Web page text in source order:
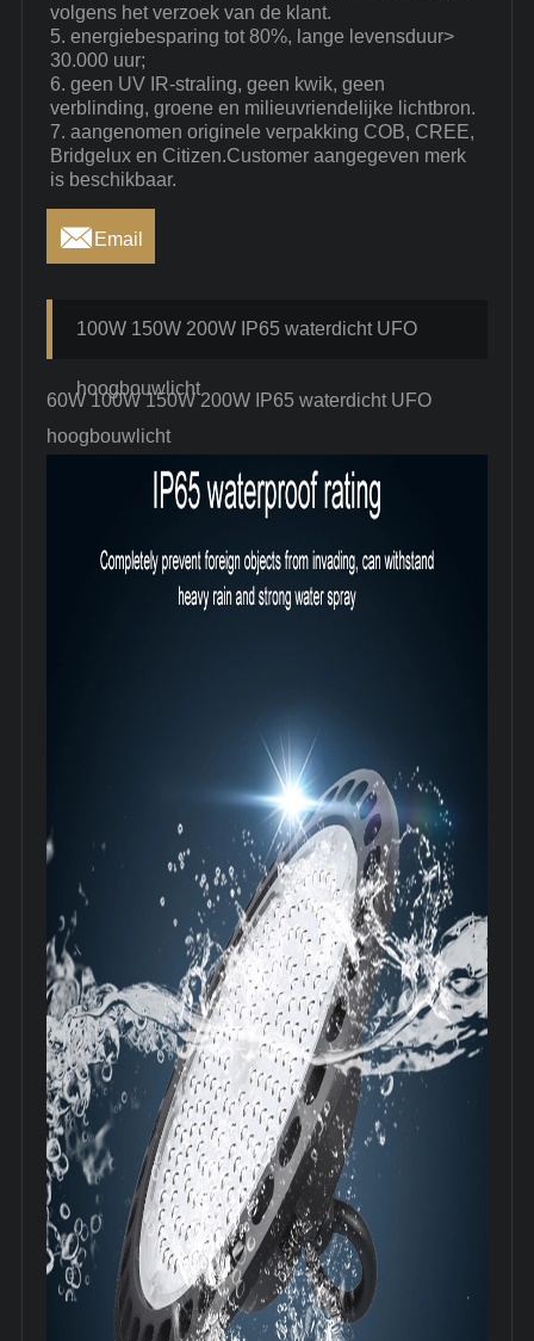
volgens het verzoek van de klant.
5. energiebesparing tot 80%, lange levensduur>
30.000 uur;
6. geen UV IR-straling, geen kwik, geen
verblinding, groene en milieuvriendelijke lichtbron.
7. aangenomen originele verpakking COB, CREE,
Bridgelux en Citizen.Customer aangegeven merk
is beschikbaar.
 Email
100W 150W 200W IP65 waterdicht UFO
hoogbouwlicht
60W 100W 150W 200W IP65 waterdicht UFO
hoogbouwlicht